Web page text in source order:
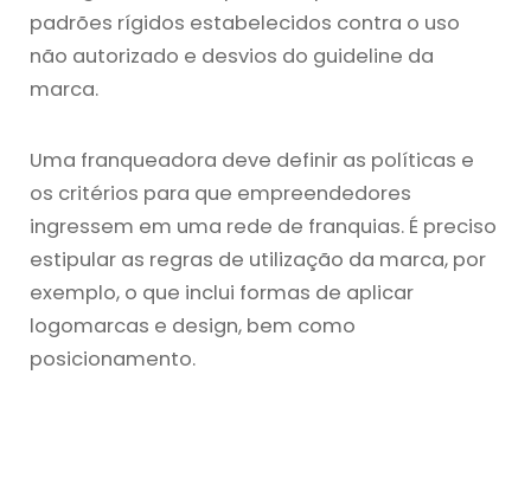
padrões rígidos estabelecidos contra o uso
não autorizado e desvios do guideline da
marca.
Uma franqueadora deve definir as políticas e
os critérios para que empreendedores
ingressem em uma rede de franquias. É preciso
estipular as regras de utilização da marca, por
exemplo, o que inclui formas de aplicar
logomarcas e design, bem como
posicionamento.